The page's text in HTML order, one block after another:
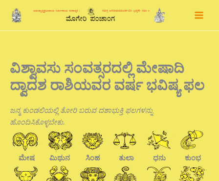
content
ವಿಶ್ವಾವಸು ಸಂವತ್ಸರದಲ್ಲಿ ಮೇಷಾದಿ
ದ್ವಾದಶ ರಾಶಿಯವರ ವರ್ಷ ಭವಿಷ್ಯ ಫಲ
ಜನ್ಮ ಕುಂಡಲಿಯಲ್ಲಿ ತೋರಿ ಬರುವ ದಶಾಭುಕ್ತಿ ಫಲಗಳನ್ನು
ಹೊಂದಿಸಿಕೊಳ್ಳಬೇಕು.
ಮೇಷ ಮಿಥುನ ಸಿಂಹ ತುಲಾ ಧನು ಕುಂಭ